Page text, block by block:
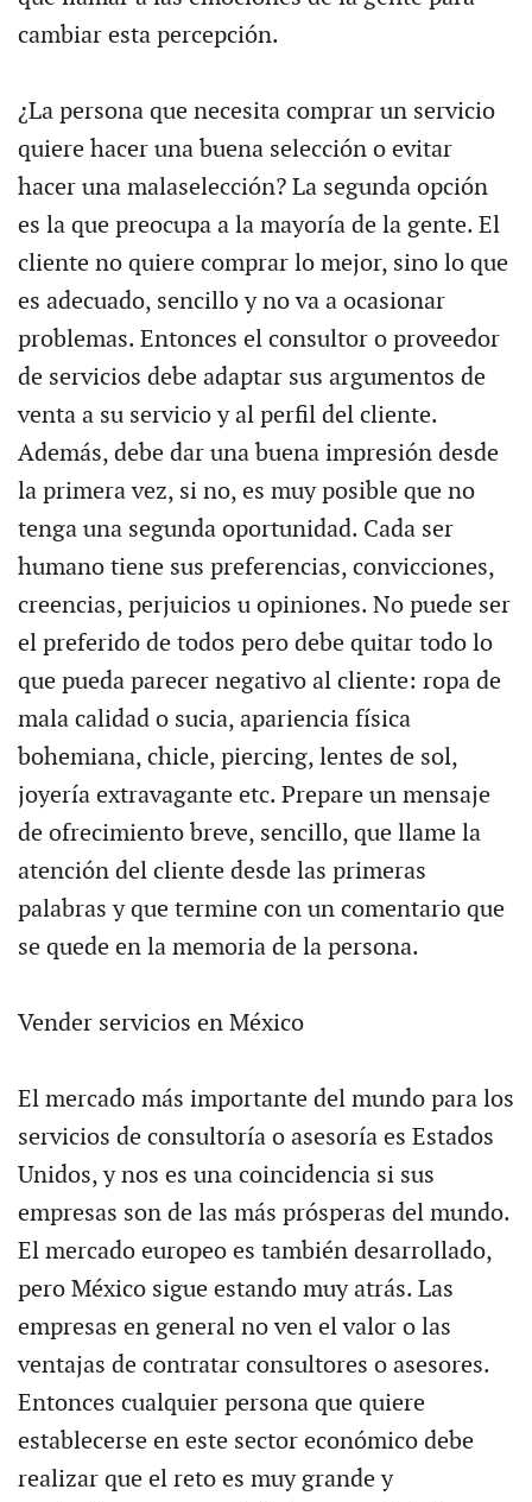
cambiar esta percepción.
¿La persona que necesita comprar un servicio
quiere hacer una buena selección o evitar
hacer una malaselección? La segunda opción
es la que preocupa a la mayoría de la gente. El
cliente no quiere comprar lo mejor, sino lo que
es adecuado, sencillo y no va a ocasionar
problemas. Entonces el consultor o proveedor
de servicios debe adaptar sus argumentos de
venta a su servicio y al perfil del cliente.
Además, debe dar una buena impresión desde
la primera vez, si no, es muy posible que no
tenga una segunda oportunidad. Cada ser
humano tiene sus preferencias, convicciones,
creencias, perjuicios u opiniones. No puede ser
el preferido de todos pero debe quitar todo lo
que pueda parecer negativo al cliente: ropa de
mala calidad o sucia, apariencia física
bohemiana, chicle, piercing, lentes de sol,
joyería extravagante etc. Prepare un mensaje
de ofrecimiento breve, sencillo, que llame la
atención del cliente desde las primeras
palabras y que termine con un comentario que
se quede en la memoria de la persona.
Vender servicios en México
El mercado más importante del mundo para los
servicios de consultoría o asesoría es Estados
Unidos, y nos es una coincidencia si sus
empresas son de las más prósperas del mundo.
El mercado europeo es también desarrollado,
pero México sigue estando muy atrás. Las
empresas en general no ven el valor o las
ventajas de contratar consultores o asesores.
Entonces cualquier persona que quiere
establecerse en este sector económico debe
realizar que el reto es muy grande y